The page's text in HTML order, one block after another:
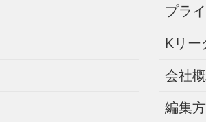
プラ
Kリー
会社
編集